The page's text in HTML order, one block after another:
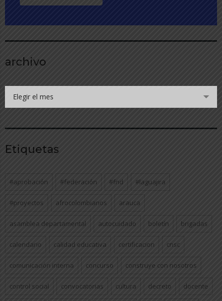
archivo
Elegir el mes
Etiquetas
#aprobación #federación #fnd #laguajira
#proyectos afrocolombianos arauca
asamblea departamental autocuidado boletín brigadas
calendario calidad educativa certificacion cnsc
comunicación interna concurso construye con nosotros
control social convocatorias cultura decreto docente